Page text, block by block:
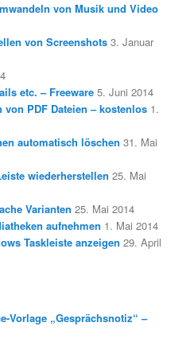
von Musik und Video
von Screenshots 3. Januar
etc. – Freeware 5. Juni 2014
PDF Dateien – kostenlos 1.
automatisch löschen 31. Mai
wiederherstellen 25. Mai
Varianten 25. Mai 2014
aufnehmen 1. Mai 2014
Taskleiste anzeigen 29. April
Vorlage „Gesprächsnotiz“ –